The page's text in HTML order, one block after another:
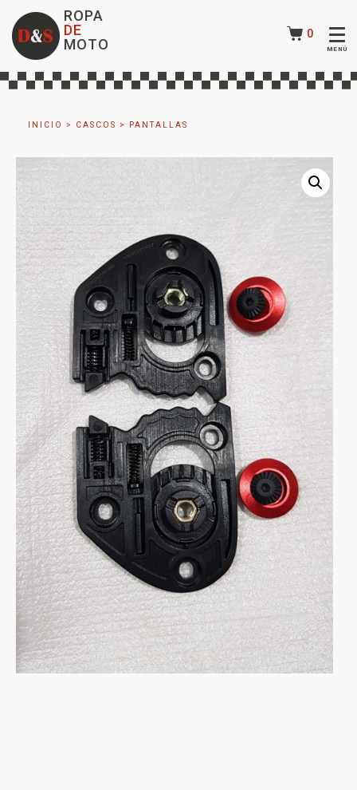
ROPA
DE
MOTO
0
INICIO > CASCOS > PANTALLAS